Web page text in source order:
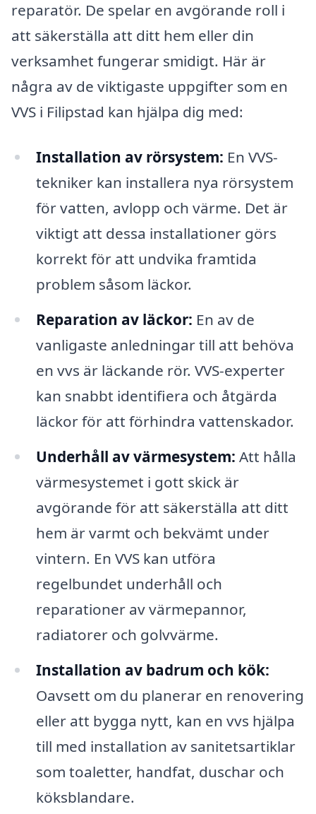
reparatör. De spelar en avgörande roll i
att säkerställa att ditt hem eller din
verksamhet fungerar smidigt. Här är
några av de viktigaste uppgifter som en
VVS i Filipstad kan hjälpa dig med:
Installation av rörsystem: En VVS-
tekniker kan installera nya rörsystem
för vatten, avlopp och värme. Det är
viktigt att dessa installationer görs
korrekt för att undvika framtida
problem såsom läckor.
Reparation av läckor: En av de
vanligaste anledningar till att behöva
en vvs är läckande rör. VVS-experter
kan snabbt identifiera och åtgärda
läckor för att förhindra vattenskador.
Underhåll av värmesystem: Att hålla
värmesystemet i gott skick är
avgörande för att säkerställa att ditt
hem är varmt och bekvämt under
vintern. En VVS kan utföra
regelbundet underhåll och
reparationer av värmepannor,
radiatorer och golvvärme.
Installation av badrum och kök:
Oavsett om du planerar en renovering
eller att bygga nytt, kan en vvs hjälpa
till med installation av sanitetsartiklar
som toaletter, handfat, duschar och
köksblandare.